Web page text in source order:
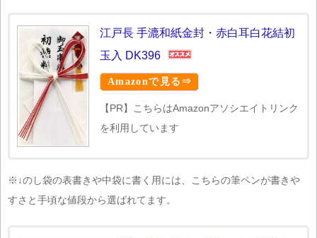
江戸長 手漉和紙金封・赤白耳白花結初
玉入 DK396
Amazonで見る⇒
【PR】こちらはAmazonアソシエイトリンク
を利用しています
※↓のし袋の表書きや中袋に書く用には、こちらの筆ペンが書きや
すさと手頃な値段から選ばれてます。